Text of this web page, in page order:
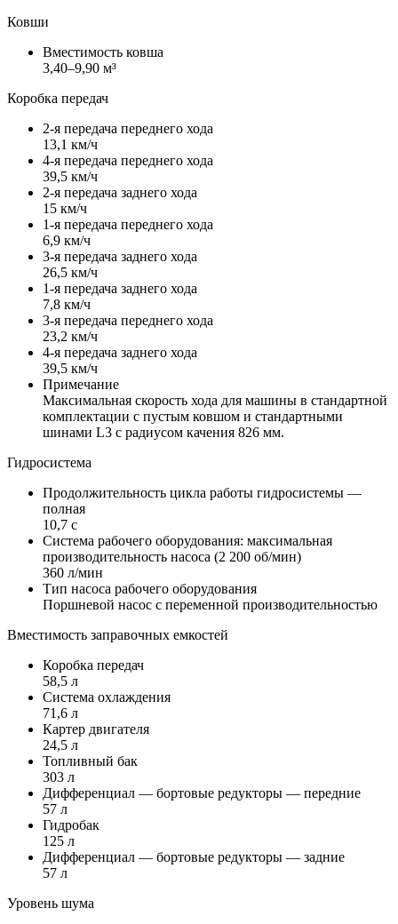
Ковши
Вместимость ковша
3,40–9,90 м³
Коробка передач
2-я передача переднего хода
13,1 км/ч
4-я передача переднего хода
39,5 км/ч
2-я передача заднего хода
15 км/ч
1-я передача переднего хода
6,9 км/ч
3-я передача заднего хода
26,5 км/ч
1-я передача заднего хода
7,8 км/ч
3-я передача переднего хода
23,2 км/ч
4-я передача заднего хода
39,5 км/ч
Примечание
Максимальная скорость хода для машины в стандартной
комплектации с пустым ковшом и стандартными
шинами L3 с радиусом качения 826 мм.
Гидросистема
Продолжительность цикла работы гидросистемы —
полная
10,7 с
Система рабочего оборудования: максимальная
производительность насоса (2 200 об/мин)
360 л/мин
Тип насоса рабочего оборудования
Поршневой насос с переменной производительностью
Вместимость заправочных емкостей
Коробка передач
58,5 л
Система охлаждения
71,6 л
Картер двигателя
24,5 л
Топливный бак
303 л
Дифференциал — бортовые редукторы — передние
57 л
Гидробак
125 л
Дифференциал — бортовые редукторы — задние
57 л
Уровень шума